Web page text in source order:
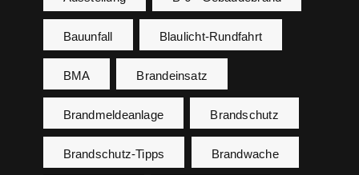
Bauunfall Blaulicht-Rundfahrt
BMA Brandeinsatz
Brandmeldeanlage Brandschutz
Brandschutz-Tipps Brandwache